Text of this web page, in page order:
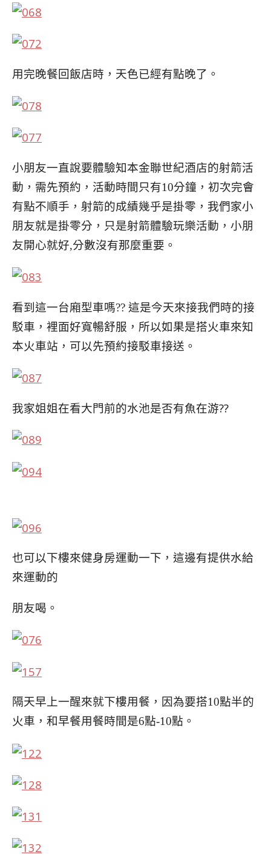
用完晚餐回飯店時，天色已經有點晚了。
小朋友一直說要體驗知本金聯世紀酒店的射箭活
動，需先預約，活動時間只有10分鐘，初次完會
有點不順手，射箭的成績幾乎是掛零，我們家小
朋友就是掛零分，只是射箭體驗玩樂活動，小朋
友開心就好,分數沒有那麼重要。
看到這一台廂型車嗎?? 這是今天來接我們時的接
駁車， 裡面好寬暢舒服，所以如果是搭火車來知
本火車站，可以先預約接駁車接送。
我家姐姐在看大門前的水池是否有魚在游??
也可以下樓來健身房運動一下，這邊有提供水給
來運動的
朋友喝。
隔天早上一醒來就下樓用餐，因為要搭10點半的
火車， 和早餐用餐時間是6點-10點。